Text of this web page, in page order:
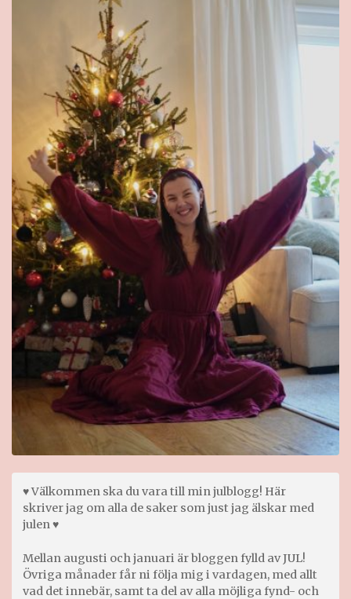
♥ Välkommen ska du vara till min julblogg! Här
skriver jag om alla de saker som just jag älskar med
julen ♥
Mellan augusti och januari är bloggen fylld av JUL!
Övriga månader får ni följa mig i vardagen, med allt
vad det innebär, samt ta del av alla möjliga fynd- och